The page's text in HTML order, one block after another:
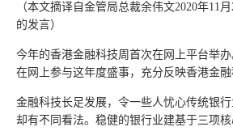
（本文摘译自金管局总裁余伟文2020年11
的发言）
今年的香港金融科技周首次在网上平台举
在网上参与这年度盛事，充分反映香港金融
金融科技长足发展，令一些人忧心传统银
却有不同看法。稳健的银行业建基于三项